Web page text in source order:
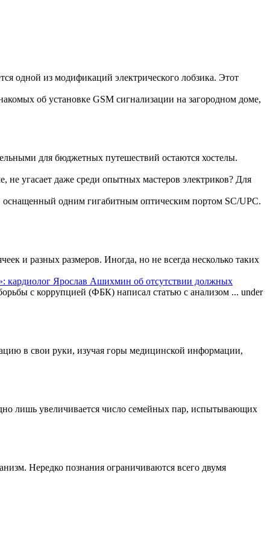
одной из модификаций электрического лобзика. Этот
об установке GSM сигнализации на загородном доме,
для бюджетных путешествий остаются хостелы.
не угасает даже среди опытных мастеров электриков? Для
одним гигабитным оптическим портом SC/UPC.
и разных размеров. Иногда, но не всегда несколько таких
Ярослав Ашихмин об отсутствии должных
с коррупцией (ФБК) написал статью с анализом ... under
в свои руки, изучая горы медицинской информации,
лишь увеличивается число семейных пар, испытывающих
Нередко познания ограничиваются всего двумя